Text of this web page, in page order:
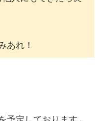
あれ！